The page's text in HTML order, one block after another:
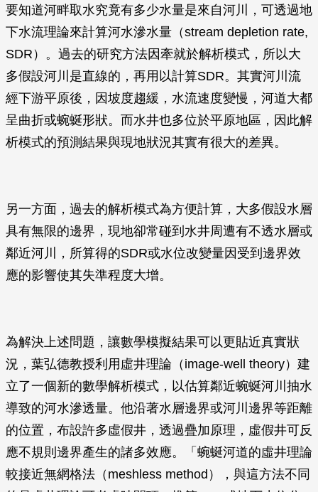
要知道河畔取水究竟有多少水量是來自河川，可透過地
下水流理論來計算河水滲水量（stream depletion rate,
SDR）。過去的研究方法因牽就於解析模式，所以大
多假設河川是直線的，再用以計算SDR。其實河川流
經下游平原後，因坡度趨緩，水流速度變慢，河道大都
呈曲折或蜿蜒形狀。而水井也多位於平原地區，因此解
析模式的預測結果與現地狀況其實有很大的差異。
另一方面，過去的解析模式為方便計算，大多假設水層
具有無限的邊界，現地卻常碰到水井周遭有不透水層或
鄰近河川，所算得的SDR或水位改變量因受到邊界效
應的影響使其失準程度大增。
為解決上述問題，讓數學模擬結果可以更貼近真實狀
況，葉弘德教授利用虛井理論（image-well theory）建
立了一個新的數學解析模式，以估算鄰近蜿蜒河川抽水
導致的河水滲透量。他沿著水層邊界或河川邊界等距離
的位置，布設許多虛假井，透過疊加原理，虛假井可反
應不規則邊界產生的諸多效應。「蜿蜒河道的虛井理論
較接近無網格法（meshless method），與這方法不同